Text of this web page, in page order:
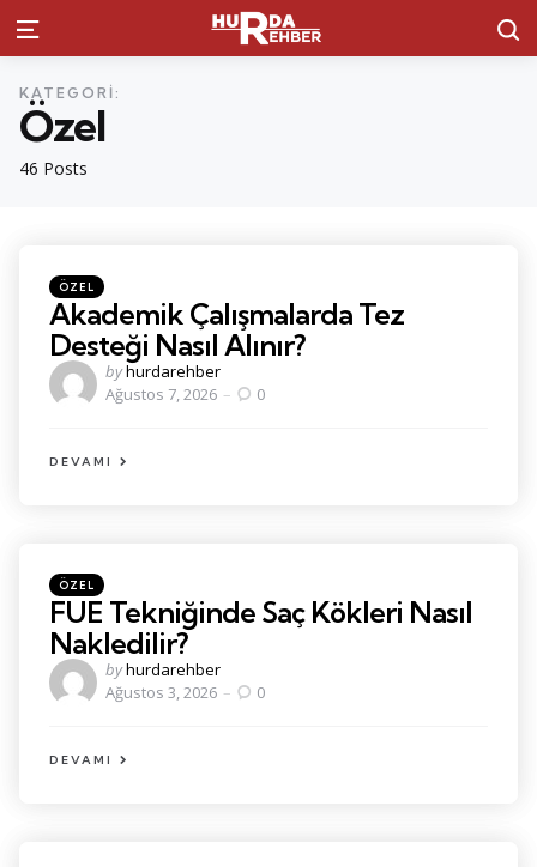
Menu
46 Posts
KATEGORI:
Özel
Kategoriler
Posted
in
ÖZEL
Akademik Çalışmalarda Tez
Desteği Nasıl Alınır?
Posted
by
byhurdarehber
Ağustos 7, 2026
0
DEVAMI
Kategoriler
Posted
in
ÖZEL
FUE Tekniğinde Saç Kökleri Nasıl
Nakledilir?
Posted
by
byhurdarehber
Ağustos 3, 2026
0
DEVAMI